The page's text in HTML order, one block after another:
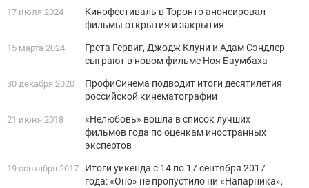
17 июля 2024
Кинофестиваль в Торонто анонсировал
фильмы открытия и закрытия
15 марта 2024
Грета Гервиг, Джодж Клуни и Адам Сэндлер
сыграют в новом фильме Ноя Баумбаха
30 декабря 2020
ПрофиСинема подводит итоги десятилетия
российской кинематографии
21 июня 2018
«Нелюбовь» вошла в список лучших
фильмов года по оценкам иностранных
экспертов
19 сентября 2017
Итоги уикенда с 14 по 17 сентября 2017
года: «Оно» не пропустило ни «Напарника»,